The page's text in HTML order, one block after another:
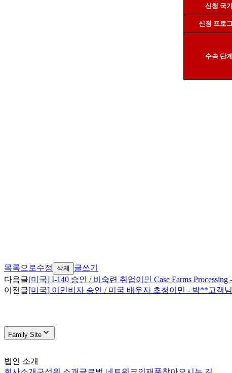
신청 국
신청 프로
수속 단계
목록으로수정 삭제
글쓰기
다음글[미국] I-140 승인 / 비숙련 취업이민 Case Farms
이전글[미국] 이민비자 승인 / 미국 배우자 초청이민 - 박**고객
Family Site
법인 소개